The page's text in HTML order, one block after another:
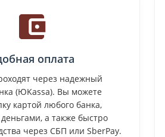
оплата
через надежный
(ЮKassa). Вы можете
картой любого банка,
а также быстро
через СБП или SberPay.